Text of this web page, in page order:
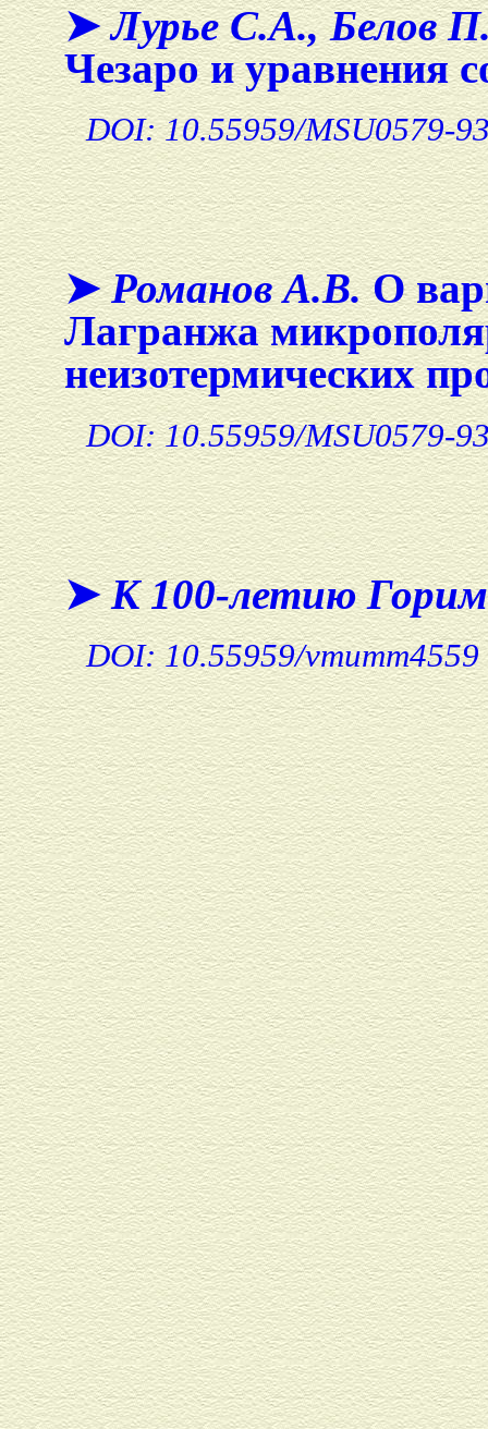
➤Лурье С.А., Белов
Чезаро и уравнения
DOI: 10.55959/MSU0579-
➤Романов А.В.О
Лагранжа
неизотермических
DOI: 10.55959/MSU0579-
➤К 100-летию
DOI: 10.55959/vmumm4559